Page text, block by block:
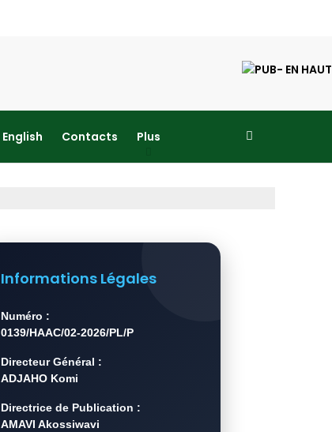
English Contacts Plus
Informations Légales
Numéro :
0139/HAAC/02-2026/PL/P
Directeur Général :
ADJAHO Komi
Directrice de Publication :
AMAVI Akossiwavi